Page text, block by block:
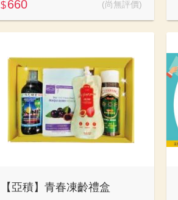
$ 660 (尚無評價)
【亞積】青春凍齡禮盒